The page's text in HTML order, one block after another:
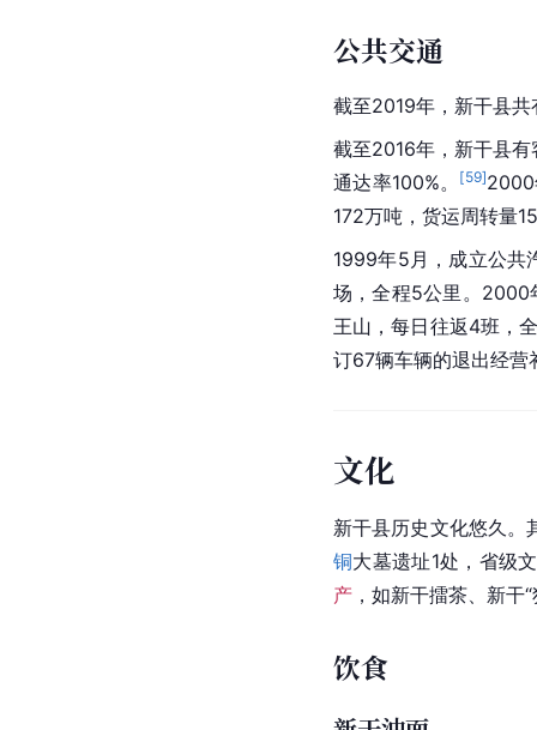
公共交通
截至2019年，新干县
截至2016年，新干县
通达率100%。
[59]2000
172万吨，货运周转量
1999年5月，成立公共
场，全程5公里。2000
王山，每日往返4班，
订67辆车辆的退出经营
文化
新干县历史文化悠久。
铜大墓遗址1处，省级
产 ，如新干擂茶、新干
饮食